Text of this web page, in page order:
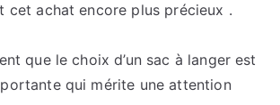
cet achat encore plus précieux .
que le choix d’un sac à langer est
qui mérite une attention